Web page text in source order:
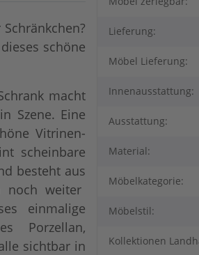
schöne
macht
Szene. Eine
Vitrinen-
scheinbare
besteht aus
noch weiter
einmalige
Porzellan,
sichtbar in
Lieferung:
Möbel Lieferung:
Innenausstattung:
Ausstattung:
Material:
Möbelkategorie:
Möbelstil:
Kollektionen